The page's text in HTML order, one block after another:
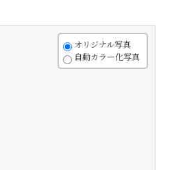
オリジナル写真
自動カラー化写真